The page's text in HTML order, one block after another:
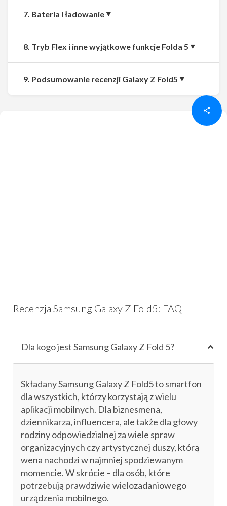
Udostępnij Udostępnij
Recenzja Samsung Galaxy Z Fold5: FAQ
Dla kogo jest Samsung Galaxy Z Fold 5?
Składany Samsung Galaxy Z Fold5 to smartfon
dla wszystkich, którzy korzystają z wielu
aplikacji mobilnych. Dla biznesmena,
dziennikarza, influencera, ale także dla głowy
rodziny odpowiedzialnej za wiele spraw
organizacyjnych czy artystycznej duszy, którą
wena nachodzi w najmniej spodziewanym
momencie. W skrócie – dla osób, które
potrzebują prawdziwie wielozadaniowego
urządzenia mobilnego.
7. Bateria i ładowanie
8. Tryb Flex i inne wyjątkowe funkcje Folda 5
9. Podsumowanie recenzji Galaxy Z Fold5